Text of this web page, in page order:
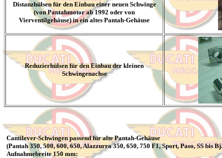
Distanzhülsen für den Einbau einer neuen Schwinge
(von Pantahmotor ab 1992 oder von
Vierventilgehäuse) in ein altes Pantah-Gehäuse
Reduzierhülsen für den Einbau der kleinen
Schwingenachse
Cantilever-Schwingen passend für alte Pantah-Gehäuse
(Pantah 350, 500, 600, 650, Alazzurra 350, 650, 750 F1, Sport, Paso, SS bis
Aufnahmebreite 150 mm: